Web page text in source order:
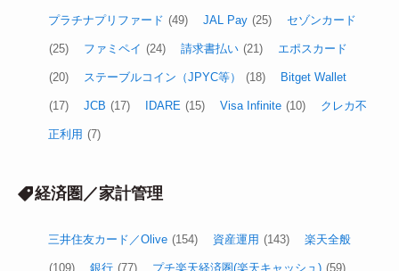
プラチナプリファード (49) JAL Pay (25) セゾンカード
(25) ファミペイ (24) 請求書払い (21) エポスカード
(20) ステーブルコイン（JPYC等） (18) Bitget Wallet
(17) JCB (17) IDARE (15) Visa Infinite (10) クレカ不
正利用 (7)
経済圏／家計管理
三井住友カード／Olive (154) 資産運用 (143) 楽天全般
(109) 銀行 (77) プチ楽天経済圏(楽天キャッシュ) (59)